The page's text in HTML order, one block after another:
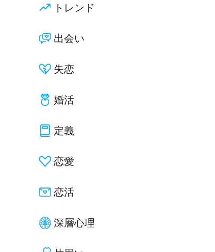
トレンド
出会い
失恋
婚活
定義
恋愛
恋活
深層心理